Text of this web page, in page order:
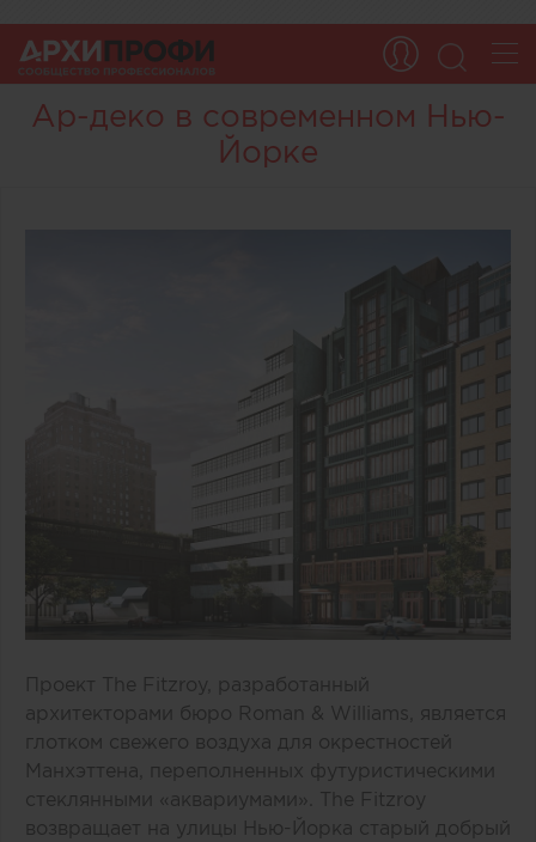
Ар-деко в современном Нью-
Йорке
Проект The Fitzroy, разработанный
архитекторами бюро Roman & Williams, является
глотком свежего воздуха для окрестностей
Манхэттена, переполненных футуристическими
стеклянными «аквариумами». The Fitzroy
возвращает на улицы Нью-Йорка старый добрый